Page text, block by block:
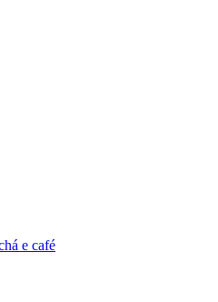
e café